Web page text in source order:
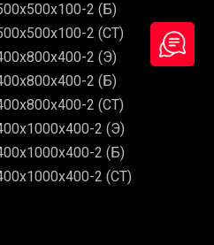
2 (Б)
2 (СТ)
2 (Э)
2 (Б)
2 (СТ)
2 (Э)
2 (Б)
2 (СТ)